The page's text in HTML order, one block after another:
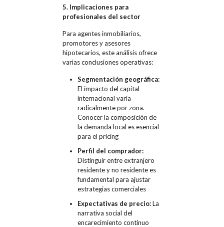
5. Implicaciones para
profesionales del sector
Para agentes inmobiliarios,
promotores y asesores
hipotecarios, este análisis ofrece
varias conclusiones operativas:
Segmentación geográfica:
El impacto del capital
internacional varía
radicalmente por zona.
Conocer la composición de
la demanda local es esencial
para el pricing
Perfil del comprador:
Distinguir entre extranjero
residente y no residente es
fundamental para ajustar
estrategias comerciales
Expectativas de precio:La
narrativa social del
encarecimiento continuo